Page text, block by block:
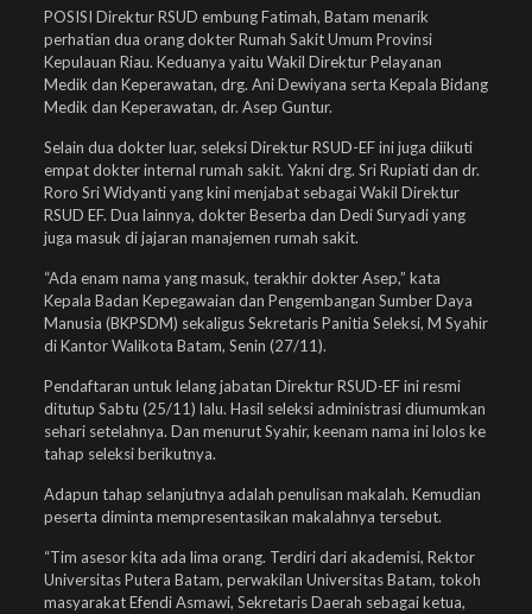
POSISI Direktur RSUD embung Fatimah, Batam menarik
perhatian dua orang dokter Rumah Sakit Umum Provinsi
Kepulauan Riau. Keduanya yaitu Wakil Direktur Pelayanan
Medik dan Keperawatan, drg. Ani Dewiyana serta Kepala Bidang
Medik dan Keperawatan, dr. Asep Guntur.
Selain dua dokter luar, seleksi Direktur RSUD-EF ini juga diikuti
empat dokter internal rumah sakit. Yakni drg. Sri Rupiati dan dr.
Roro Sri Widyanti yang kini menjabat sebagai Wakil Direktur
RSUD EF. Dua lainnya, dokter Beserba dan Dedi Suryadi yang
juga masuk di jajaran manajemen rumah sakit.
“Ada enam nama yang masuk, terakhir dokter Asep,” kata
Kepala Badan Kepegawaian dan Pengembangan Sumber Daya
Manusia (BKPSDM) sekaligus Sekretaris Panitia Seleksi, M Syahir
di Kantor Walikota Batam, Senin (27/11).
Pendaftaran untuk lelang jabatan Direktur RSUD-EF ini resmi
ditutup Sabtu (25/11) lalu. Hasil seleksi administrasi diumumkan
sehari setelahnya. Dan menurut Syahir, keenam nama ini lolos ke
tahap seleksi berikutnya.
Adapun tahap selanjutnya adalah penulisan makalah. Kemudian
peserta diminta mempresentasikan makalahnya tersebut.
“Tim asesor kita ada lima orang. Terdiri dari akademisi, Rektor
Universitas Putera Batam, perwakilan Universitas Batam, tokoh
masyarakat Efendi Asmawi, Sekretaris Daerah sebagai ketua,